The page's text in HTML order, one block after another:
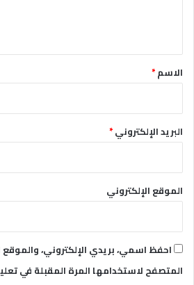
*الاسم*
البريد الإلكتروني*
الموقع الإلكتروني
احفظ اسمي، بريدي الإلكتروني، والموقع
المتصفح لاستخدامها المرة المقبلة في